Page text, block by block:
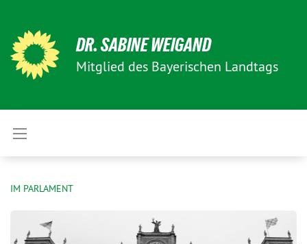
DR. SABINE WEIGAND
Mitglied des Bayerischen Landtags
IM PARLAMENT